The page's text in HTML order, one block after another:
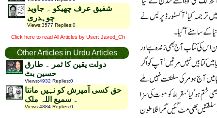
شفیق عرف چھیکو ۔ جاوید
چوہدری
Views:3577 Replies:0
Click here to read All Articles by User: Javed_Ch
Other Articles in Urdu Articles
دولت یقین کا ثمر ۔ طارق
حسین بٹ
Views:4932 Replies:0
حق کسی آمیرش کو نہیں مانتا
۔ سمیع اللہ ملک
Views:4884 Replies:0